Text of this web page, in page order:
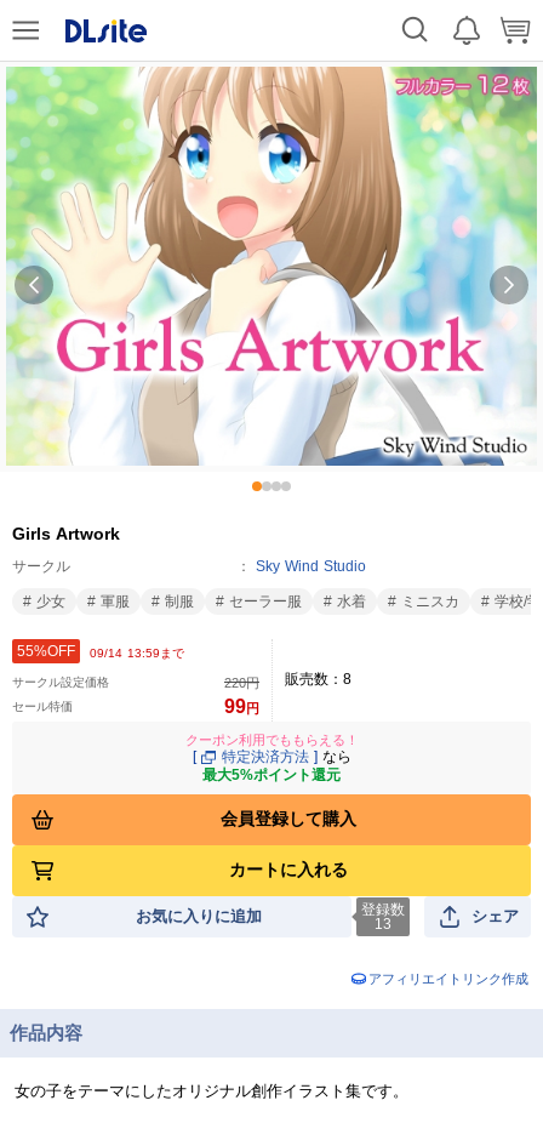
Girls Artwork
サークル Sky Wind Studio
少女 軍服 制服 セーラー服 水着 ミニスカ 学校/
55%OFF 09/14 13:59まで
サークル設定価格 220円
セール特価 99円
販売数： 8
クーポン利用でももらえる！
[ 特定決済方法] なら
最大5%ポイント還元
会員登録して購入
カートに入れる
お気に入りに追加
登録数
13
シェア
アフィリエイトリンク作成
作品内容
女の子をテーマにしたオリジナル創作イラスト集です。